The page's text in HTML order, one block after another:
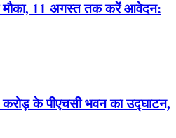
मौका, 11 अगस्त तक करें आवेदन:
करोड़ के पीएचसी भवन का उद्घाटन,